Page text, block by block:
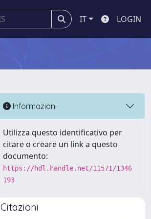
IT LOGIN
Informazioni
Utilizza questo identificativo per
citare o creare un link a questo
documento:
https://hdl.handle.net/11571/1346
193
Citazioni